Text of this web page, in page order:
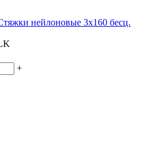
нейлоновые 3х160 бесц.
+